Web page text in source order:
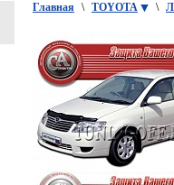
Главная \ TOYOTA \